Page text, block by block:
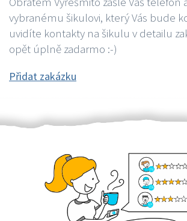
vybranému šikulovi, který Vás bude
uvidíte kontakty na šikulu v detailu
opět úplně zadarmo :-)
Přidat zakázku